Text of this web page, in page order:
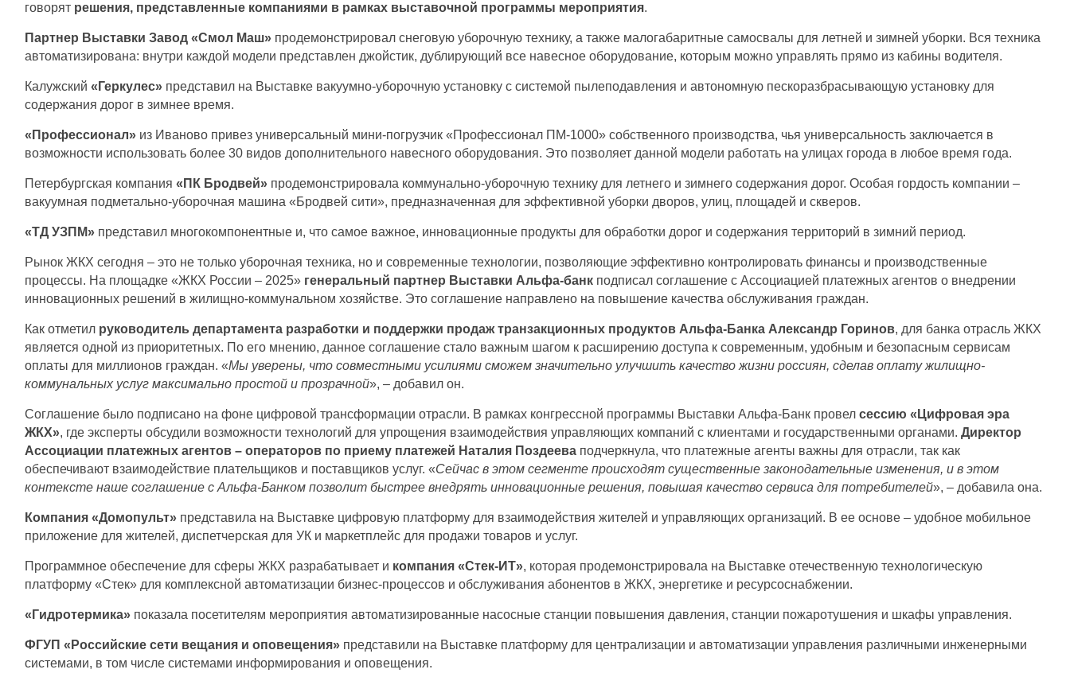
говорят решения, представленные компаниями в рамках выставочной программы мероприятия.
Партнер Выставки Завод «Смол Маш» продемонстрировал снеговую уборочную технику, а также малогабаритные самосвалы для летней и зимней уборки. Вся техника
автоматизирована: внутри каждой модели представлен джойстик, дублирующий все навесное оборудование, которым можно управлять прямо из кабины водителя.
Калужский «Геркулес» представил на Выставке вакуумно-уборочную установку с системой пылеподавления и автономную пескоразбрасывающую установку для
содержания дорог в зимнее время.
«Профессионал» из Иваново привез универсальный мини-погрузчик «Профессионал ПМ-1000» собственного производства, чья универсальность заключается в
возможности использовать более 30 видов дополнительного навесного оборудования. Это позволяет данной модели работать на улицах города в любое время года.
Петербургская компания «ПК Бродвей» продемонстрировала коммунально-уборочную технику для летнего и зимнего содержания дорог. Особая гордость компании –
вакуумная подметально-уборочная машина «Бродвей сити», предназначенная для эффективной уборки дворов, улиц, площадей и скверов.
«ТД УЗПМ» представил многокомпонентные и, что самое важное, инновационные продукты для обработки дорог и содержания территорий в зимний период.
Рынок ЖКХ сегодня – это не только уборочная техника, но и современные технологии, позволяющие эффективно контролировать финансы и производственные
процессы. На площадке «ЖКХ России – 2025» генеральный партнер Выставки Альфа-банк подписал соглашение с Ассоциацией платежных агентов о внедрении
инновационных решений в жилищно-коммунальном хозяйстве. Это соглашение направлено на повышение качества обслуживания граждан.
Как отметил руководитель департамента разработки и поддержки продаж транзакционных продуктов Альфа-Банка Александр Горинов, для банка отрасль ЖКХ
является одной из приоритетных. По его мнению, данное соглашение стало важным шагом к расширению доступа к современным, удобным и безопасным сервисам
оплаты для миллионов граждан. «Мы уверены, что совместными усилиями сможем значительно улучшить качество жизни россиян, сделав оплату жилищно-
коммунальных услуг максимально простой и прозрачной», – добавил он.
Соглашение было подписано на фоне цифровой трансформации отрасли. В рамках конгрессной программы Выставки Альфа-Банк провел сессию «Цифровая эра
ЖКХ», где эксперты обсудили возможности технологий для упрощения взаимодействия управляющих компаний с клиентами и государственными органами. Директор
Ассоциации платежных агентов – операторов по приему платежей Наталия Поздеева подчеркнула, что платежные агенты важны для отрасли, так как
обеспечивают взаимодействие плательщиков и поставщиков услуг. «Сейчас в этом сегменте происходят существенные законодательные изменения, и в этом
контексте наше соглашение с Альфа-Банком позволит быстрее внедрять инновационные решения, повышая качество сервиса для потребителей», – добавила она.
Компания «Домопульт» представила на Выставке цифровую платформу для взаимодействия жителей и управляющих организаций. В ее основе – удобное мобильное
приложение для жителей, диспетчерская для УК и маркетплейс для продажи товаров и услуг.
Программное обеспечение для сферы ЖКХ разрабатывает и компания «Стек-ИТ», которая продемонстрировала на Выставке отечественную технологическую
платформу «Стек» для комплексной автоматизации бизнес-процессов и обслуживания абонентов в ЖКХ, энергетике и ресурсоснабжении.
«Гидротермика» показала посетителям мероприятия автоматизированные насосные станции повышения давления, станции пожаротушения и шкафы управления.
ФГУП «Российские сети вещания и оповещения» представили на Выставке платформу для централизации и автоматизации управления различными инженерными
системами, в том числе системами информирования и оповещения.